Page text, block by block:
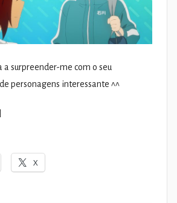
surpreender-me com o seu
personagens interessante ^^
X